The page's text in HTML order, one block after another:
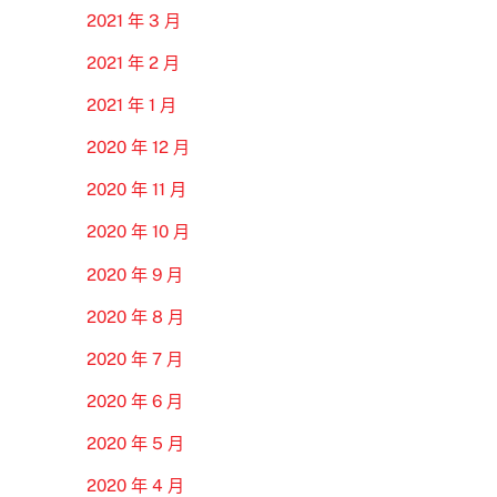
2021 年 3 月
2021 年 2 月
2021 年 1 月
2020 年 12 月
2020 年 11 月
2020 年 10 月
2020 年 9 月
2020 年 8 月
2020 年 7 月
2020 年 6 月
2020 年 5 月
2020 年 4 月